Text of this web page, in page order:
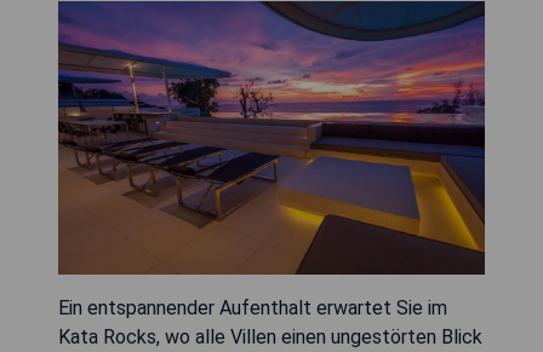
Ein entspannender Aufenthalt erwartet Sie im
Kata Rocks, wo alle Villen einen ungestörten Blick